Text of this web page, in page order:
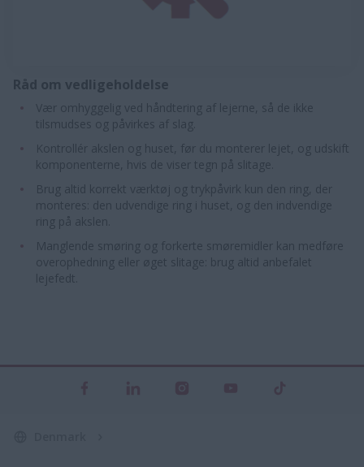
Råd om vedligeholdelse
Vær omhyggelig ved håndtering af lejerne, så de ikke
tilsmudses og påvirkes af slag.
Kontrollér akslen og huset, før du monterer lejet, og udskift
komponenterne, hvis de viser tegn på slitage.
Brug altid korrekt værktøj og trykpåvirk kun den ring, der
monteres: den udvendige ring i huset, og den indvendige
ring på akslen.
Manglende smøring og forkerte smøremidler kan medføre
overophedning eller øget slitage: brug altid anbefalet
lejefedt.